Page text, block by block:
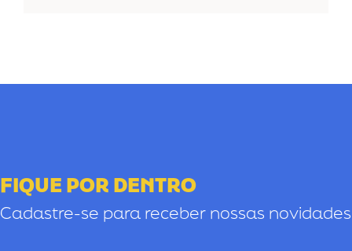
FIQUE POR DENTRO
Cadastre-se para receber nossas novidades